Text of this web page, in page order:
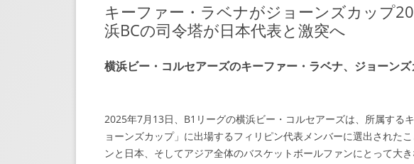
キーファー・ラベナがジョーンズカップ
浜BCの司令塔が日本代表と激突へ
横浜ビー・コルセアーズのキーファー・ラベナ、ジョーン
2025年7月13日、B1リーグの横浜ビー・コルセアーズは、所属する
ョーンズカップ」に出場するフィリピン代表メンバーに選出された
ンと日本、そしてアジア全体のバスケットボールファンにとって大き